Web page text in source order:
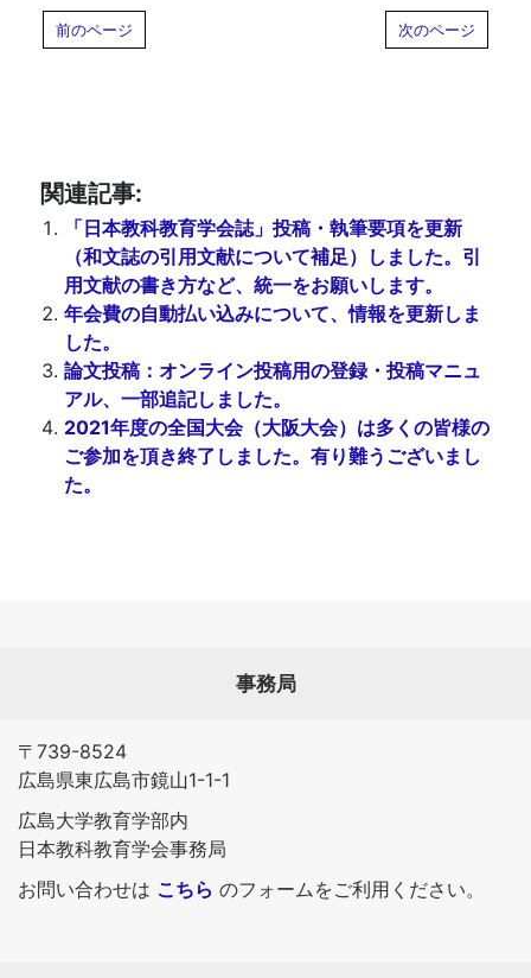
前のページ 次のページ
関連記事:
「日本教科教育学会誌」投稿・執筆要項を更新
（和文誌の引用文献について補足）しました。引
用文献の書き方など、統一をお願いします。
年会費の自動払い込みについて、情報を更新しま
した。
論文投稿：オンライン投稿用の登録・投稿マニュ
アル、一部追記しました。
2021年度の全国大会（大阪大会）は多くの皆様の
ご参加を頂き終了しました。有り難うございまし
た。
事務局
〒739-8524
広島県東広島市鏡山1-1-1
広島大学教育学部内
日本教科教育学会事務局
お問い合わせは こちら のフォームをご利用ください。